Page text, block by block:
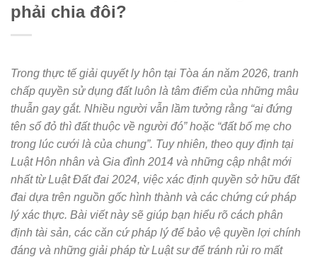
phải chia đôi?
Trong thực tế giải quyết ly hôn tại Tòa án năm 2026, tranh
chấp quyền sử dụng đất luôn là tâm điểm của những mâu
thuẫn gay gắt. Nhiều người vẫn lầm tưởng rằng “ai đứng
tên sổ đỏ thì đất thuộc về người đó” hoặc “đất bố mẹ cho
trong lúc cưới là của chung”. Tuy nhiên, theo quy định tại
Luật Hôn nhân và Gia đình 2014 và những cập nhật mới
nhất từ Luật Đất đai 2024, việc xác định quyền sở hữu đất
đai dựa trên nguồn gốc hình thành và các chứng cứ pháp
lý xác thực. Bài viết này sẽ giúp bạn hiểu rõ cách phân
định tài sản, các căn cứ pháp lý để bảo vệ quyền lợi chính
đáng và những giải pháp từ Luật sư để tránh rủi ro mất